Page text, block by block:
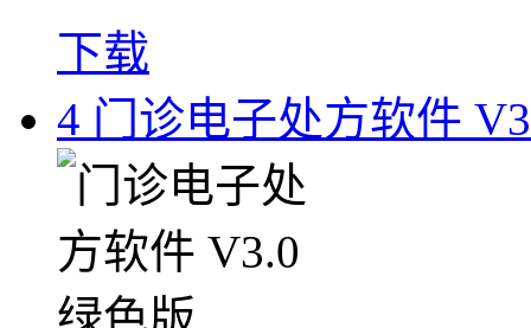
下载
4 门诊电子处方软件